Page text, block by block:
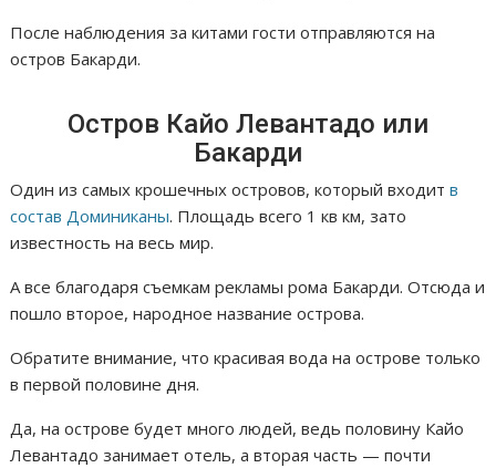
После наблюдения за китами гости отправляются на
остров Бакарди.
Остров Кайо Левантадо или
Бакарди
Один из самых крошечных островов, который входитв
состав Доминиканы. Площадь всего 1 кв км, зато
известность на весь мир.
А все благодаря съемкам рекламы рома Бакарди. Отсюда и
пошло второе, народное название острова.
Обратите внимание, что красивая вода на острове только
в первой половине дня.
Да, на острове будет много людей, ведь половину Кайо
Левантадо занимает отель, а вторая часть — почти